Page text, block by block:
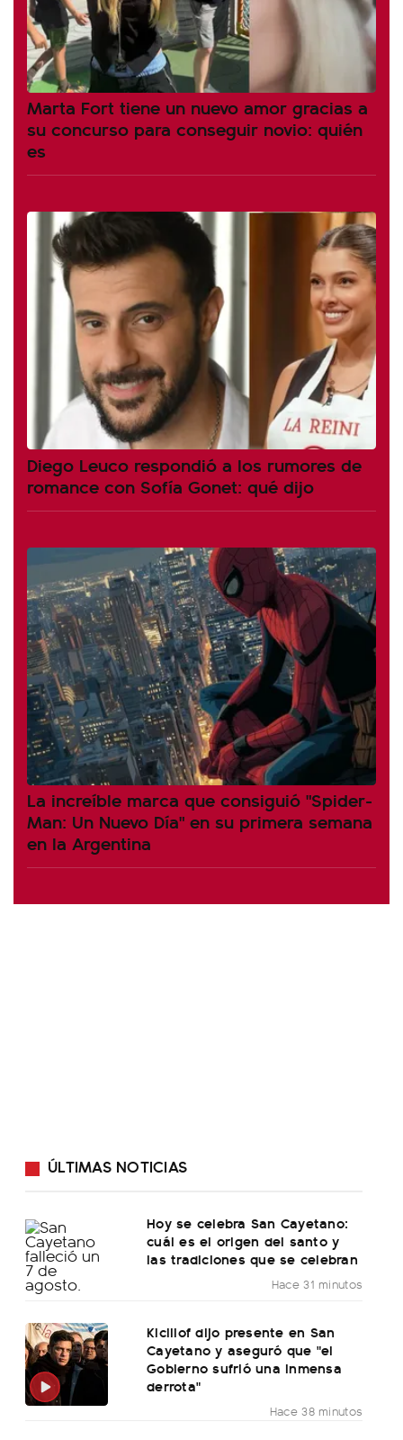
Marta Fort tiene un nuevo amor gracias a
su concurso para conseguir novio: quién
es
Diego Leuco respondió a los rumores de
romance con Sofía Gonet: qué dijo
La increíble marca que consiguió "Spider-
Man: Un Nuevo Día" en su primera semana
en la Argentina
ÚLTIMAS NOTICIAS
Hoy se celebra San Cayetano:
cuál es el origen del santo y
las tradiciones que se celebran
Hace 31 minutos
Kicillof dijo presente en San
Cayetano y aseguró que "el
Gobierno sufrió una inmensa
derrota"
Hace 38 minutos